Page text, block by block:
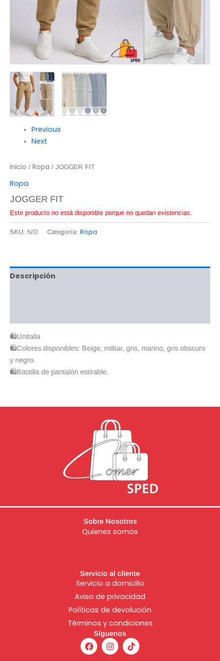
Previous
Next
Inicio / Ropa / JOGGER FIT
Ropa
JOGGER FIT
Este producto no está disponible porque no quedan existencias.
SKU: N/D Categoría: Ropa
Descripción
🛍Unitalla
🛍Colores disponibles: Beige, militar, gris, marino, gris obscuro
y negro.
🛍Bastilla de pantalón estirable.
Sobre Nosotros
Quienes somos
Servicio al cliente
Servicio a domicilio
Aviso de privacidad
Políticas de devolución
Términos y condiciones
Síguenos
F
a
c
I
n
s
T
i
k